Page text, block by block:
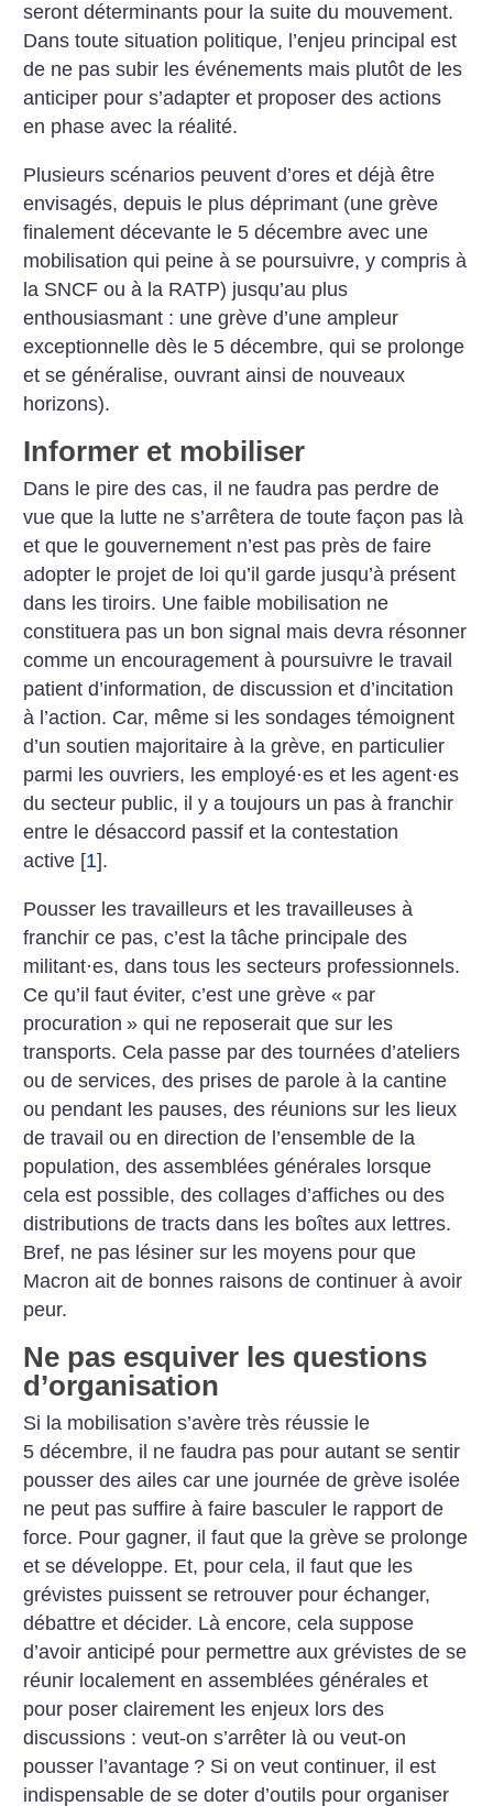
seront déterminants pour la suite du mouvement.
Dans toute situation politique, l’enjeu principal est
de ne pas subir les événements mais plutôt de les
anticiper pour s’adapter et proposer des actions
en phase avec la réalité.
Plusieurs scénarios peuvent d’ores et déjà être
envisagés, depuis le plus déprimant (une grève
finalement décevante le 5 décembre avec une
mobilisation qui peine à se poursuivre, y compris à
la SNCF ou à la RATP) jusqu’au plus
enthousiasmant : une grève d’une ampleur
exceptionnelle dès le 5 décembre, qui se prolonge
et se généralise, ouvrant ainsi de nouveaux
horizons).
Informer et mobiliser
Dans le pire des cas, il ne faudra pas perdre de
vue que la lutte ne s’arrêtera de toute façon pas là
et que le gouvernement n’est pas près de faire
adopter le projet de loi qu’il garde jusqu’à présent
dans les tiroirs. Une faible mobilisation ne
constituera pas un bon signal mais devra résonner
comme un encouragement à poursuivre le travail
patient d’information, de discussion et d’incitation
à l’action. Car, même si les sondages témoignent
d’un soutien majoritaire à la grève, en particulier
parmi les ouvriers, les employé·es et les agent·es
du secteur public, il y a toujours un pas à franchir
entre le désaccord passif et la contestation
active [1].
Pousser les travailleurs et les travailleuses à
franchir ce pas, c’est la tâche principale des
militant·es, dans tous les secteurs professionnels.
Ce qu’il faut éviter, c’est une grève « par
procuration » qui ne reposerait que sur les
transports. Cela passe par des tournées d’ateliers
ou de services, des prises de parole à la cantine
ou pendant les pauses, des réunions sur les lieux
de travail ou en direction de l’ensemble de la
population, des assemblées générales lorsque
cela est possible, des collages d’affiches ou des
distributions de tracts dans les boîtes aux lettres.
Bref, ne pas lésiner sur les moyens pour que
Macron ait de bonnes raisons de continuer à avoir
peur.
Ne pas esquiver les questions
d’organisation
Si la mobilisation s’avère très réussie le
5 décembre, il ne faudra pas pour autant se sentir
pousser des ailes car une journée de grève isolée
ne peut pas suffire à faire basculer le rapport de
force. Pour gagner, il faut que la grève se prolonge
et se développe. Et, pour cela, il faut que les
grévistes puissent se retrouver pour échanger,
débattre et décider. Là encore, cela suppose
d’avoir anticipé pour permettre aux grévistes de se
réunir localement en assemblées générales et
pour poser clairement les enjeux lors des
discussions : veut-on s’arrêter là ou veut-on
pousser l’avantage ? Si on veut continuer, il est
indispensable de se doter d’outils pour organiser